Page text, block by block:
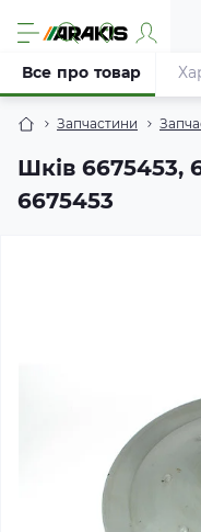
Запчастини
Шків 6675453,
6675453
Все про товар